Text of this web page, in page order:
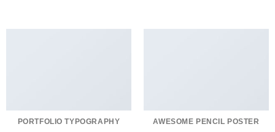
AWESOME PENCIL POSTER
PORTFOLIO TYPOGRAPHY